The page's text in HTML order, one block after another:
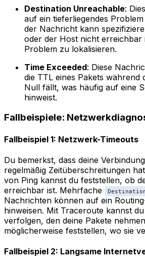
Destination Unreachable:
auf ein tieferliegendes
der Nachricht kann
oder der Host nicht erreichbar
Problem zu lokalisieren.
Time Exceeded: Diese
die TTL eines Pakets während
Null fällt, was häufig auf eine
hinweist.
Fallbeispiele:
Fallbeispiel 1: Netzwerk-Timeouts
Du bemerkst, dass deine
regelmäßig Zeitüberschreitungen
von Ping kannst du feststellen, ob
erreichbar ist. Mehrfache
Nachrichten können auf ein
hinweisen. Mit Traceroute kannst
verfolgen, den deine Pakete
möglicherweise feststellen, wo sie
Fallbeispiel 2: Langsame